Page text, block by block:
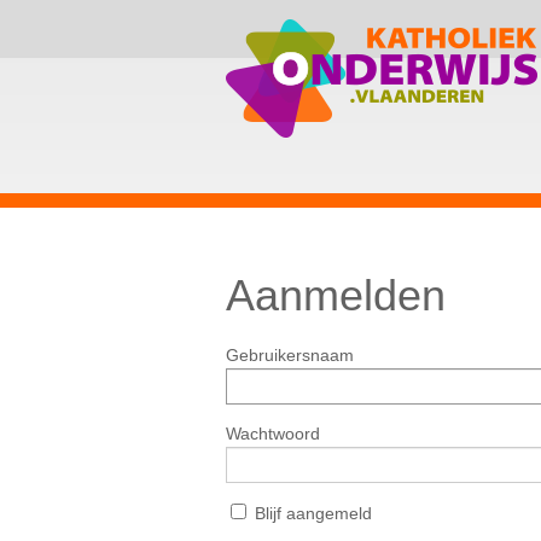
Aanmelden
Gebruikersnaam
Wachtwoord
Blijf aangemeld